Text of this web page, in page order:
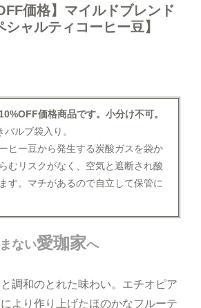
・シロップ
ら選ぶ
価格】マイルドブレンド
ャルティコーヒー豆】
価格商品です。小分け不可。
ルブ袋入り。
ヒー豆から発生する炭酸ガスを袋か
むリスクがなく、空気と遮断され酸
す。マチがあるので自立して保管に
ない愛珈家へ
調和のとれた味わい。エチオピア
より作り上げたほのかなフルーテ